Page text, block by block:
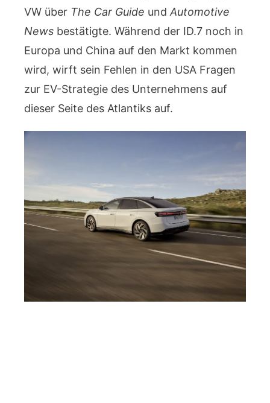
VW über The Car Guide und Automotive
News bestätigte. Während der ID.7 noch in
Europa und China auf den Markt kommen
wird, wirft sein Fehlen in den USA Fragen
zur EV-Strategie des Unternehmens auf
dieser Seite des Atlantiks auf.